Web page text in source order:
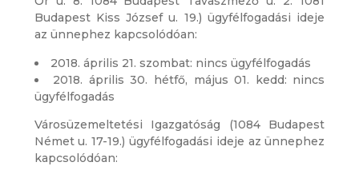
Budapest Kiss József u. 19.) ügyfélfogadási ideje
az ünnephez kapcsolódóan:
2018. április 21. szombat: nincs ügyfélfogadás
2018. április 30. hétfő, május 01. kedd: nincs
ügyfélfogadás
Városüzemeltetési Igazgatóság (1084 Budapest
Német u. 17-19.) ügyfélfogadási ideje az ünnephez
kapcsolódóan: